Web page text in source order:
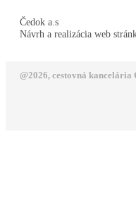
Čedok a.s
Návrh a realizácia web
@2026, cestovná kancelária